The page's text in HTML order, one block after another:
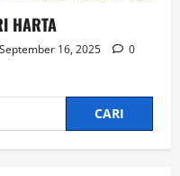
HARTA
September 16, 2025 0